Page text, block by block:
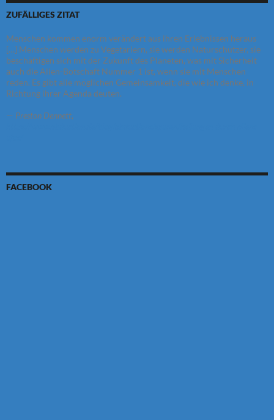
ZUFÄLLIGES ZITAT
Menschen kommen enorm verändert aus ihren Erlebnissen heraus
[…] Menschen werden zu Vegetariern, sie werden Naturschützer, sie
beschäftigen sich mit der Zukunft des Planeten, was mit Sicherheit
auch die Alien-Botschaft Nummer 1 ist, wenn sie mit Menschen
reden. Es gibt alle möglichen Gemeinsamkeit, die wie ich denke, in
Richtung ihrer Agenda deuten.
— Preston Dennett,
FACEBOOK